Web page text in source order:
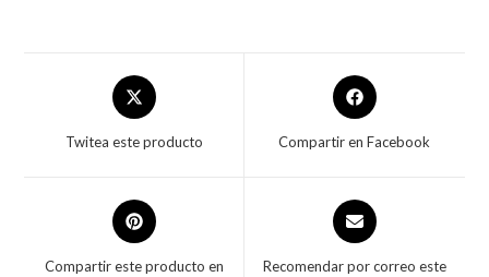
Twitea este producto Compartir en Facebook
Compartir este producto en
Recomendar por correo este